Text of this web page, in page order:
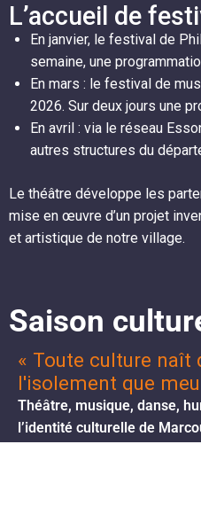
L’accueil de
En janvier, le festival de
semaine, une
En mars : le festival de
2026. Sur deux jours une
En avril : via le réseau
autres structures du
Le théâtre développe les
mise en œuvre d’un projet
et artistique de notre village.
Saison
« Toute culture naît
l'isolement que
Théâtre, musique, danse,
l’identité culturelle de